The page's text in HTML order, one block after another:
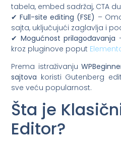
tabela, embed sadržaj, CTA
✔Full-site editing (FSE) –
sajta, uključujući zaglavlja i
✔ Mogućnost prilagođavanja
kroz pluginove poput
Prema istraživanju
sajtova koristi Gutenberg
sve veću popularnost.
Šta je
Editor?